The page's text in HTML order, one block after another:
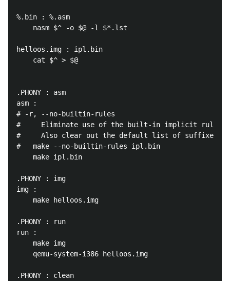
%.bin : %.asm
helloos.img : ipl.bin
.PHONY : asm
asm :
# -r, --no-builtin-rules
#     Eliminate use of the built-in implicit rules.
#     Also clear out the default list of suffixes
#	make --no-builtin-rules ipl.bin
.PHONY : img
img :
.PHONY : run
run :
.PHONY : clean